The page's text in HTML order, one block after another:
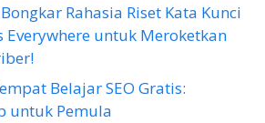
Rahasia Riset Kata Kunci
Everywhere untuk Meroketkan
Belajar SEO Gratis:
untuk Pemula